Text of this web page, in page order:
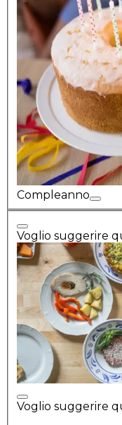
Compleanno
Voglio suggerire
Voglio suggerire